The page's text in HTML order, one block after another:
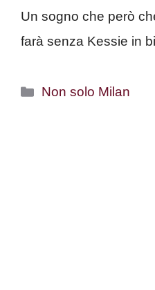
Un sogno che però
farà senza Kessie in
Categorie
Non solo Milan